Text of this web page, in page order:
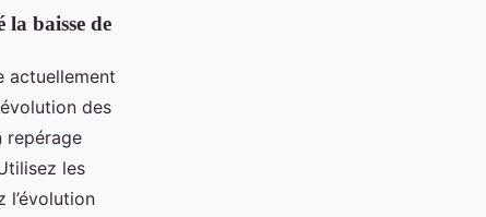
la baisse de
actuellement
des
repérage
les
l’évolution